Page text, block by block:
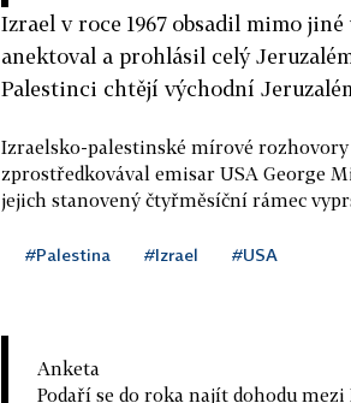
Izrael v roce 1967 obsadil mimo
anektoval a prohlásil celý
Palestinci chtějí východní
Izraelsko-palestinské mírové rozhovory
zprostředkovával emisar USA George
jejich stanovený čtyřměsíční rámec
#Palestina #Izrael #USA
Anketa
Podaří se do roka najít dohodu